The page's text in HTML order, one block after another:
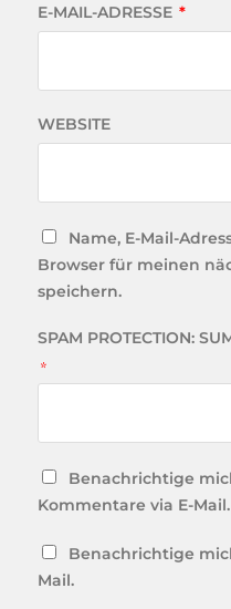
E-MAIL-ADRESSE *
WEBSITE
Name, E-Mail-
Browser für meinen
speichern.
SPAM PROTECTION:
*
Benachrichtige
Kommentare via E-Mail.
Benachrichtige
Mail.